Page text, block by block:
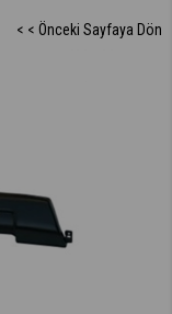
< < Önceki Sayfaya Dön